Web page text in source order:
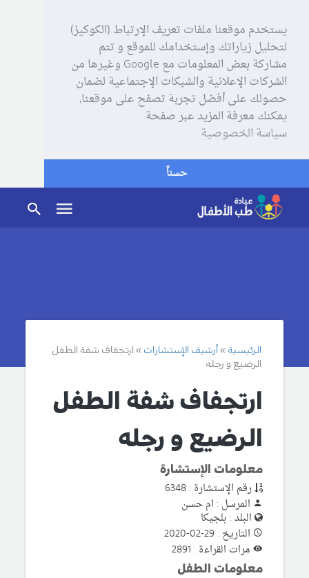
يستخدم موقعنا ملفات تعريف الإرتباط (الكوكيز)
لتحليل زياراتك وإستخدامك للموقع و تتم
مشاركة بعض المعلومات مع Google وغيرها من
الشركات الإعلانية والشبكات الإجتماعية لضمان
حصولك على أفضل تجربة تصفح على موقعنا,
يمكنك معرفة المزيد عبر صفحة
سياسة الخصوصية
حسناً
الرئيسية أرشيف الإستشارات
ارتجفاف شفة الطفل
الرضيع و رجله
ارتجفاف شفة الطفل
الرضيع و رجله
معلومات الإستشارة
رقم الإستشارة : 6348
المرسل : ام حسن
البلد : بلجيكا
التاريخ : 29-02-2020
مرات القراءة : 2891
معلومات الطفل